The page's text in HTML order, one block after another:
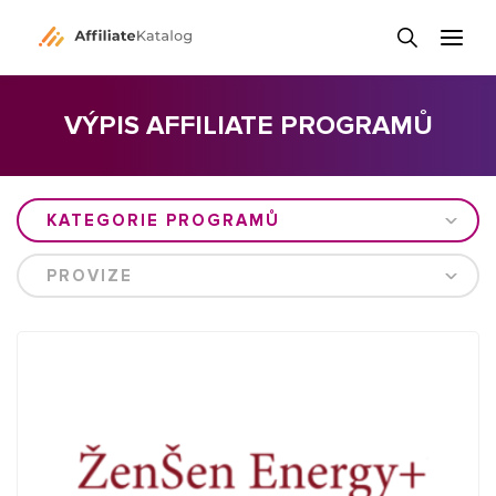
VÝPIS AFFILIATE PROGRAMŮ
KATEGORIE PROGRAMŮ
PROVIZE